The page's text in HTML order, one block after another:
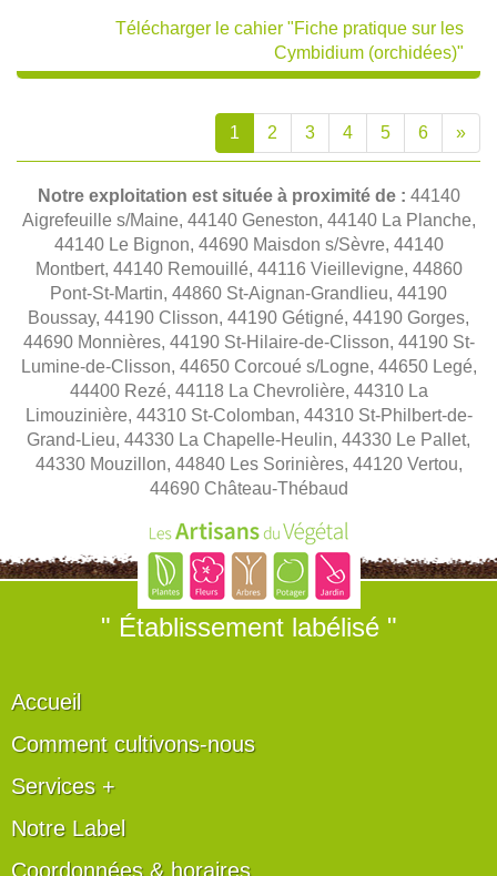
Télécharger le cahier "Fiche pratique sur les
Cymbidium (orchidées)"
1 2 3 4 5 6 »
Notre exploitation est située à proximité de : 44140
Aigrefeuille s/Maine, 44140 Geneston, 44140 La Planche,
44140 Le Bignon, 44690 Maisdon s/Sèvre, 44140
Montbert, 44140 Remouillé, 44116 Vieillevigne, 44860
Pont-St-Martin, 44860 St-Aignan-Grandlieu, 44190
Boussay, 44190 Clisson, 44190 Gétigné, 44190 Gorges,
44690 Monnières, 44190 St-Hilaire-de-Clisson, 44190 St-
Lumine-de-Clisson, 44650 Corcoué s/Logne, 44650 Legé,
44400 Rezé, 44118 La Chevrolière, 44310 La
Limouzinière, 44310 St-Colomban, 44310 St-Philbert-de-
Grand-Lieu, 44330 La Chapelle-Heulin, 44330 Le Pallet,
44330 Mouzillon, 44840 Les Sorinières, 44120 Vertou,
44690 Château-Thébaud
" Établissement labélisé "
Accueil
Comment cultivons-nous
Services +
Notre Label
Coordonnées & horaires